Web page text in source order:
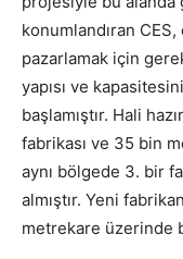
konumlandıran
pazarlamak için
yapısı ve
başlamıştır. Hali
fabrikası ve 35 bin
aynı bölgede 3. bir
almıştır. Yeni
metrekare üzerinde